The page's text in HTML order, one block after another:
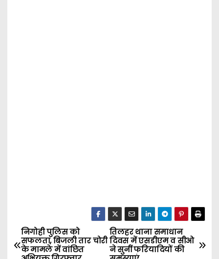
P
तिलहर थाना समाधान
दिवस में एसडीएम व सीओ
ने सुनीं फरियादियों की
निगोही पुलिस को
सफलता, बिजली तार चोरी
के मामले में वांछित